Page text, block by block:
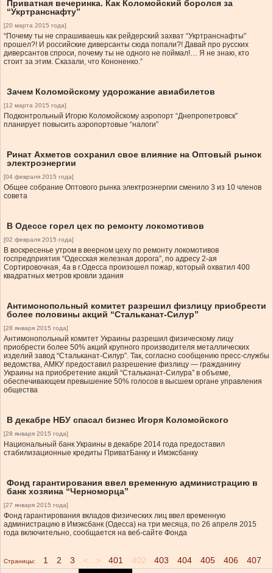
Приватная вечеринка. Как Коломойский боролся за
“Укртранснафту”
[20 марта 2015 года]
“Почему ты не спрашиваешь как рейдерский захват “Укртранснафты”
прошел?! И российские диверсанты сюда попали?! Давай про русских
диверсантов спроси, почему ты не одного не поймал!… Я не знаю, кто
стоит за этим. Сказали, что Кононенко.”
Зачем Коломойскому удорожание авиабилетов
[12 марта 2015 года]
Подконтрольный Игорю Коломойскому аэропорт “Днепропетровск”
планирует повысить аэропортовые “налоги”
Ринат Ахметов сохранил свое влияние на Оптовый рынок
электроэнергии
[04 февраля 2015 года]
Общее собрание Оптового рынка электроэнергии сменило 3 из 10 членов
совета
В Одессе горел цех по ремонту локомотивов
[02 февраля 2015 года]
В воскресенье утром в веерном цеху по ремонту локомотивов
госпредприятия “Одесская железная дорога”, по адресу 2-ая
Сортировочная, 4а в г.Одесса произошел пожар, который охватил 400
квадратных метров кровли здания
Антимонопольный комитет разрешил физлицу приобрести
более половины акций “Стальканат-Силур”
[28 января 2015 года]
Антимонопольный комитет Украины разрешил физическому лицу
приобрести более 50% акций крупного производителя металлических
изделий завод “Стальканат-Силур”. Так, согласно сообщению пресс-службы
ведомства, АМКУ предоставил разрешение физлицу — гражданину
Украины на приобретение акций “Стальканат-Силура” в объеме,
обеспечивающем превышение 50% голосов в высшем органе управления
общества
В декабре НБУ спасал бизнес Игоря Коломойского
[28 января 2015 года]
Национальный банк Украины в декабре 2014 года предоставил
стабилизационные кредиты ПриватБанку и Имэксбанку
Фонд гарантирования ввел временную администрацию в
банк хозяина “Черноморца”
[27 января 2015 года]
Фонд гарантирования вкладов физических лиц ввел временную
администрацию в Имэксбанк (Одесса) на три месяца, по 26 апреля 2015
года включительно, сообщается на веб-сайте Фонда
Страницы: 1 2 3 <...> 401 402 403 404 405 406 407